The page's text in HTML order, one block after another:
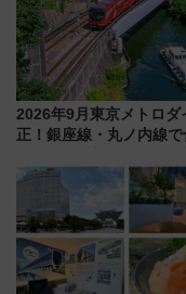
2026年9月東京メトロダ
正！銀座線・丸ノ内線で
待